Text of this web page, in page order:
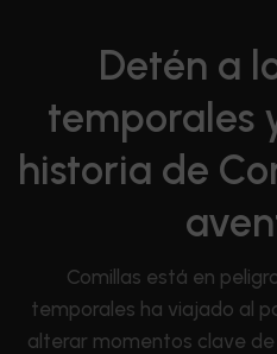
Detén a
temporales
historia de
Comillas está en
temporales ha viajado al
alterar momentos clave